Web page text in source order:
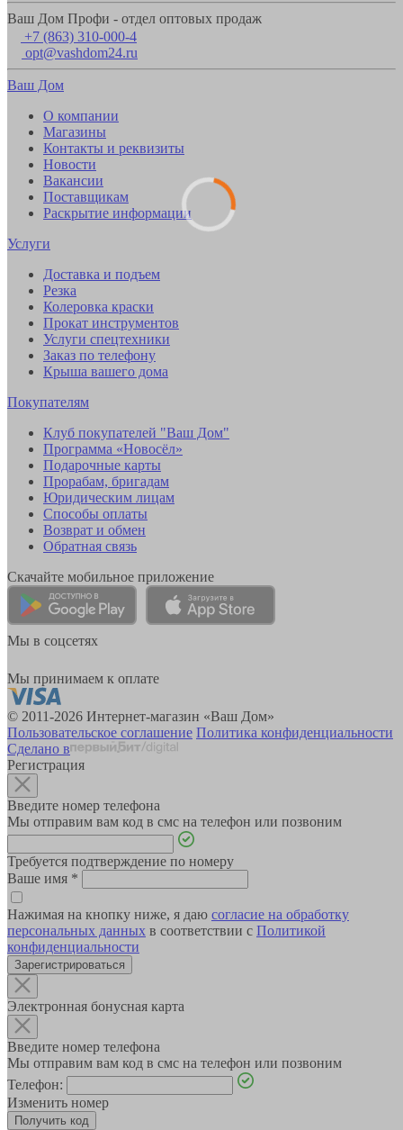
Ваш Дом Профи - отдел оптовых продаж
+7 (863) 310-000-4
opt@vashdom24.ru
Ваш Дом
О компании
Магазины
Контакты и реквизиты
Новости
Вакансии
Поставщикам
Раскрытие информации
Услуги
Доставка и подъем
Резка
Колеровка краски
Прокат инструментов
Услуги спецтехники
Заказ по телефону
Крыша вашего дома
Покупателям
Клуб покупателей "Ваш Дом"
Программа «Новосёл»
Подарочные карты
Прорабам, бригадам
Юридическим лицам
Способы оплаты
Возврат и обмен
Обратная связь
Скачайте мобильное приложение
Мы в соцсетях
Мы принимаем к оплате
© 2011-2026 Интернет-магазин «Ваш Дом»
Пользовательское соглашение Политика конфиденциальности
Сделано в
Регистрация
Введите номер телефона
Мы отправим вам код в смс на телефон или позвоним
Требуется подтверждение по номеру
Ваше имя *
Нажимая на кнопку ниже, я даю согласие на обработку
персональных данных в соответствии с Политикой
конфиденциальности
Зарегистрироваться
Электронная бонусная карта
Введите номер телефона
Мы отправим вам код в смс на телефон или позвоним
Телефон:
Изменить номер